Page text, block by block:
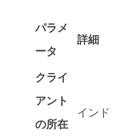
パラメ
ータ
詳細
クライ
アント
の所在
インド